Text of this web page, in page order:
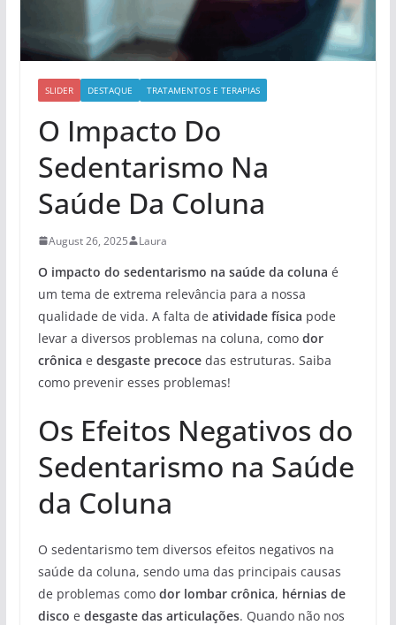
SLIDER DESTAQUE TRATAMENTOS E TERAPIAS
O Impacto Do
Sedentarismo Na
Saúde Da Coluna
August 26, 2025 Laura
O impacto do sedentarismo na saúde da coluna é
um tema de extrema relevância para a nossa
qualidade de vida. A falta de atividade física pode
levar a diversos problemas na coluna, como dor
crônica e desgaste precocedas estruturas. Saiba
como prevenir esses problemas!
Os Efeitos Negativos do
Sedentarismo na Saúde
da Coluna
O sedentarismo tem diversos efeitos negativos na
saúde da coluna, sendo uma das principais causas
de problemas como dor lombar crônica, hérnias de
disco e desgaste das articulações. Quando não nos